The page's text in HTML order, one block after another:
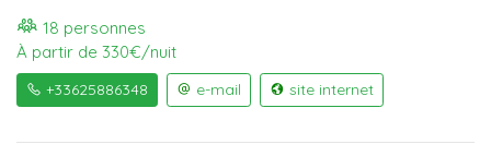
18 personnes
À partir de 330€/nuit
+33625886348 e-mail site internet